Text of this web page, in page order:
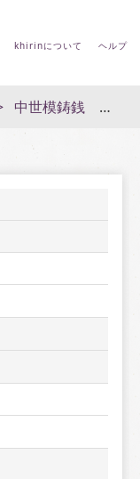
khirinについて ヘルプ
中世模鋳銭 ２